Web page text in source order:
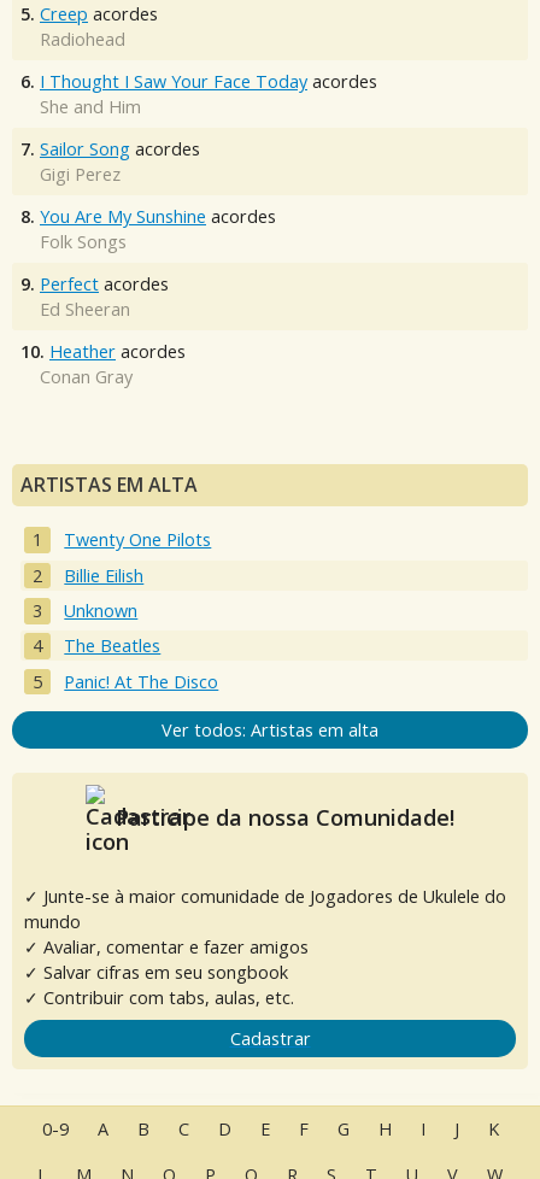
5. Creep acordes
Radiohead
6. I Thought I Saw Your Face Today acordes
She and Him
7. Sailor Song acordes
Gigi Perez
8. You Are My Sunshine acordes
Folk Songs
9. Perfect acordes
Ed Sheeran
10. Heather acordes
Conan Gray
ARTISTAS EM ALTA
Twenty One Pilots
Billie Eilish
Unknown
The Beatles
Panic! At The Disco
Ver todos: Artistas em alta
Participe da nossa Comunidade!
✓ Junte-se à maior comunidade de Jogadores de Ukulele do
mundo
✓ Avaliar, comentar e fazer amigos
✓ Salvar cifras em seu songbook
✓ Contribuir com tabs, aulas, etc.
Cadastrar
0-9 A B C D E F G H I J
K